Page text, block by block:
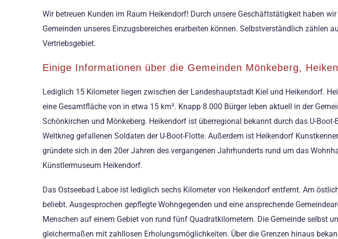
Wir betreuen Kunden im Raum Heikendorf! Durch unsere Geschäftstätigkeit haben
Gemeinden unseres Einzugsbereiches erarbeiten können. Selbstverständlich zählen
Vertriebsgebiet.
Einige Informationen über die Gemeinden Mönkeberg,
Lediglich 15 Kilometer liegen zwischen der Landeshauptstadt Kiel und Heikendorf.
eine Gesamtfläche von in etwa 15 km². Knapp 8.000 Bürger leben aktuell in der
Schönkirchen und Mönkeberg. Heikendorf ist überregional bekannt durch das U-
Weltkrieg gefallenen Soldaten der U-Boot-Flotte. Außerdem ist Heikendorf
gründete sich in den 20er Jahren des vergangenen Jahrhunderts rund um das
Künstlermuseum Heikendorf.
Das Ostseebad Laboe ist lediglich sechs Kilometer von Heikendorf entfernt. Am
beliebt. Ausgesprochen gepflegte Wohngegenden und eine ansprechende
Menschen auf einem Gebiet von rund fünf Quadratkilometern. Die Gemeinde selbst
gleichermaßen mit zahllosen Erholungsmöglichkeiten. Über die Grenzen hinaus